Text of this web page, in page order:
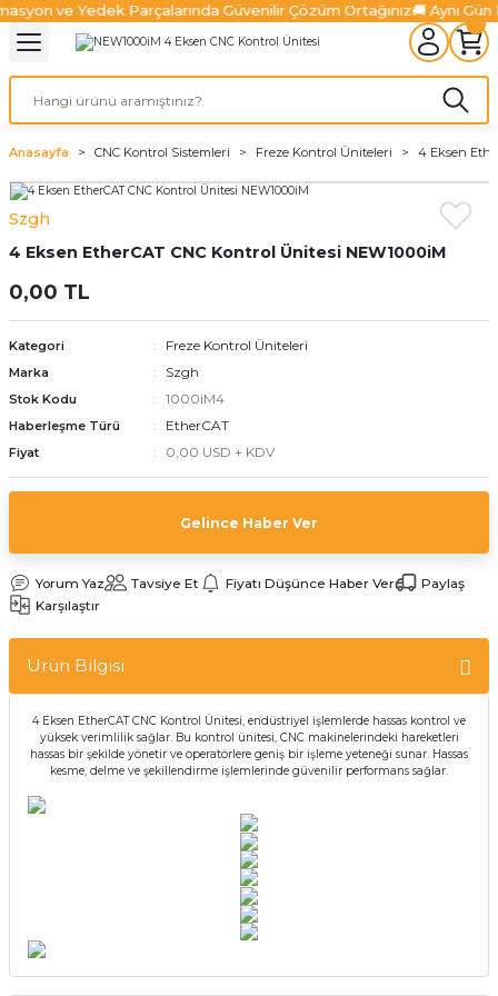
ve Yedek Parçalarında Güvenilir Çözüm Ortağınız🚚 Aynı Gün
Geri Dön
Sistemleri
Geri Dön
Sürücüler
Geri Dön
Ürünleri Fiber Lazer Ürünleri
Fiber Lazer Kesim Kafaları
Fiber Lazer Koruyucu Camlar
Fiber Lazer Nozulları
Ürünleri
Geri Dön
Pompaları
Geri Dön
Sistemleri
Geri Dön
Ürünleri
Anasayfa CNC Kontrol Sistemleri Freze Kontrol Üniteleri 4 Eksen
Szgh
4 Eksen EtherCAT CNC Kontrol Ünitesi NEW1000iM
0,00 TL
Kategori Freze Kontrol Üniteleri
Marka Szgh
Stok Kodu 1000iM4
Haberleşme Türü EtherCAT
Fiyat 0,00 USD + KDV
Gelince Haber Ver
Yorum Yaz Tavsiye Et Fiyatı Düşünce Haber Ver
Paylaş
Karşılaştır
Ürün Bilgisi
4 Eksen EtherCAT CNC Kontrol Ünitesi, endüstriyel işlemlerde hassas kontrol ve
yüksek verimlilik sağlar. Bu kontrol ünitesi, CNC makinelerindeki hareketleri
hassas bir şekilde yönetir ve operatörlere geniş bir işleme yeteneği sunar. Hassas
kesme, delme ve şekillendirme işlemlerinde güvenilir performans sağlar.